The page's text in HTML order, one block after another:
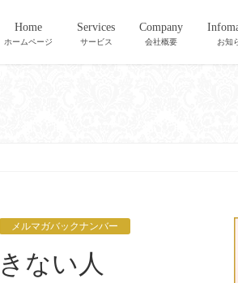
Home
ホームページ
Services
サービス
Company
会社概要 お知
メルマガバックナンバー